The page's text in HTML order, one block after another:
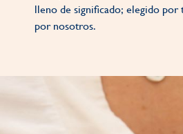
lleno de significado; elegido por
por nosotros.